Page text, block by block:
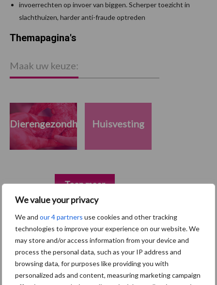
We value your privacy
We and our 4 partners use cookies and other tracking
technologies to improve your experience on our website. We
may store and/or access information from your device and
process the personal data, such as your IP address and
browsing data, for purposes like providing you with
personalized ads and content, measuring marketing campaign
invoerrechten op invoer van biggen. Scherper toezicht in
slachthuizen, harder anti-fraude optreden
Primaire
Sidebar
Recent nieuws Partner nieuws
5 aug
“Vraag naar praktische
hygieneoplossingen is in Polen
groter dan ooit”
Themapagina's
Maak uw keuze:
Dierengezondheid Huisvesting
Toon meer